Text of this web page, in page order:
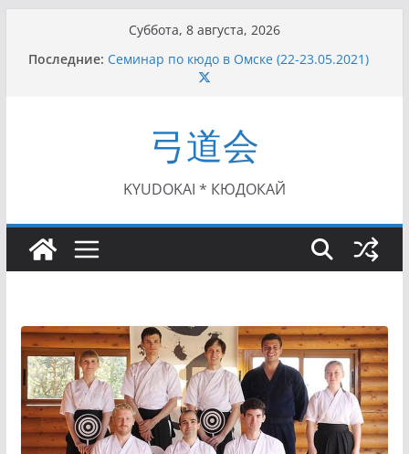
содержимому
Суббота, 8 августа, 2026
Последние: Семинар по кюдо в Омске (22-23.05.2021)
Чемпионат Росcии, Дёмино (2-5.09.2021)
II Кубок Посла Японии в России по Кюдо,
Орёл (25.07.2021)
I этап Кубка Московской области по Кюдо /
Сейдокан II (27.06.2021)
弓道会
KYUDOKAI * КЮДОКАЙ